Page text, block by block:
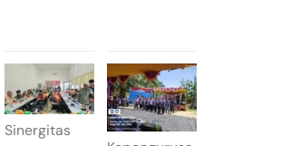
Sinergitas